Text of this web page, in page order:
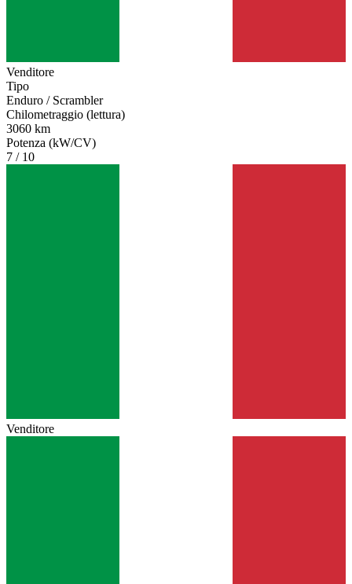
Venditore
Tipo
Enduro / Scrambler
Chilometraggio (lettura)
3060 km
Potenza (kW/CV)
7 / 10
Venditore